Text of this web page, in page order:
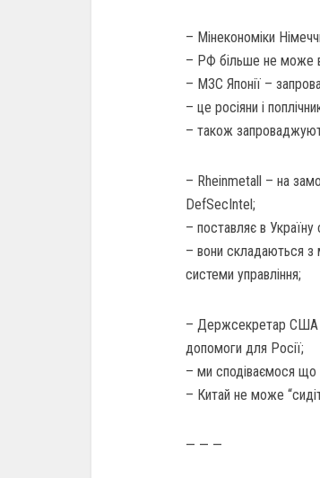
– Мінекономіки
– РФ більше не може
– МЗС Японії –
– це росіяни і
– також
– Rheinmetall – на
DefSecIntel;
– поставляє в
– вони складаються з
системи управління;
– Держсекретар США
допомоги для Росії;
– ми сподіваємося що
– Китай не може
— — —